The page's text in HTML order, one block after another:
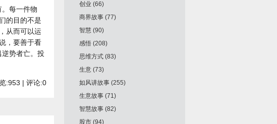
。每一件物
的目的不是
从而可以运
，要善于看
势者亡。投
:953 | 评论:0
创业 (66)
商界故事 (77)
智慧 (90)
感悟 (208)
思维方式 (83)
生意 (73)
如风讲故事 (255)
生意故事 (71)
智慧故事 (82)
股市 (94)